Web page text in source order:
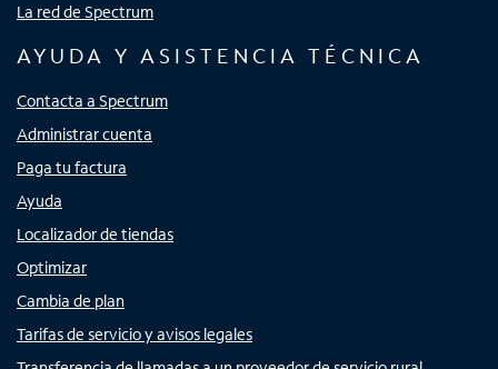
La red de Spectrum
AYUDA Y ASISTENCIA TÉCNICA
Contacta a Spectrum
Administrar cuenta
Paga tu factura
Ayuda
Localizador de tiendas
Optimizar
Cambia de plan
Tarifas de servicio y avisos legales